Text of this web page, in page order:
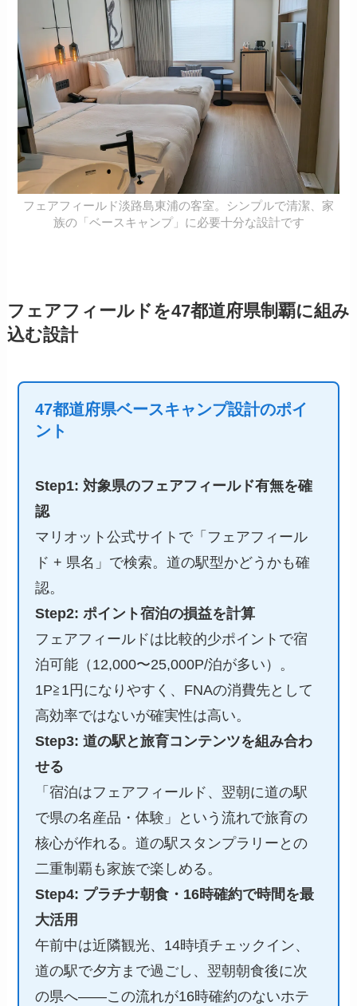
フェアフィールド淡路島東浦の客室。シンプルで清潔、家
族の「ベースキャンプ」に必要十分な設計です
フェアフィールドを47都道府県制覇に組み
込む設計
47都道府県ベースキャンプ設計のポイ
ント
Step1: 対象県のフェアフィールド有無を確
認
マリオット公式サイトで「フェアフィール
ド + 県名」で検索。道の駅型かどうかも確
認。
Step2: ポイント宿泊の損益を計算
フェアフィールドは比較的少ポイントで宿
泊可能（12,000〜25,000P/泊が多い）。
1P≧1円になりやすく、FNAの消費先として
高効率ではないが確実性は高い。
Step3: 道の駅と旅育コンテンツを組み合わ
せる
「宿泊はフェアフィールド、翌朝に道の駅
で県の名産品・体験」という流れで旅育の
核心が作れる。道の駅スタンプラリーとの
二重制覇も家族で楽しめる。
Step4: プラチナ朝食・16時確約で時間を最
大活用
午前中は近隣観光、14時頃チェックイン、
道の駅で夕方まで過ごし、翌朝朝食後に次
の県へ——この流れが16時確約のないホテ